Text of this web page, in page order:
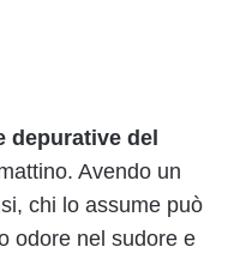
depurative del
Avendo un
chi lo assume può
odore nel sudore e